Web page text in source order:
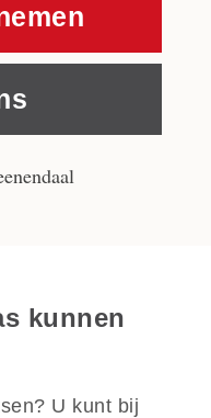
kunnen
U kunt bij